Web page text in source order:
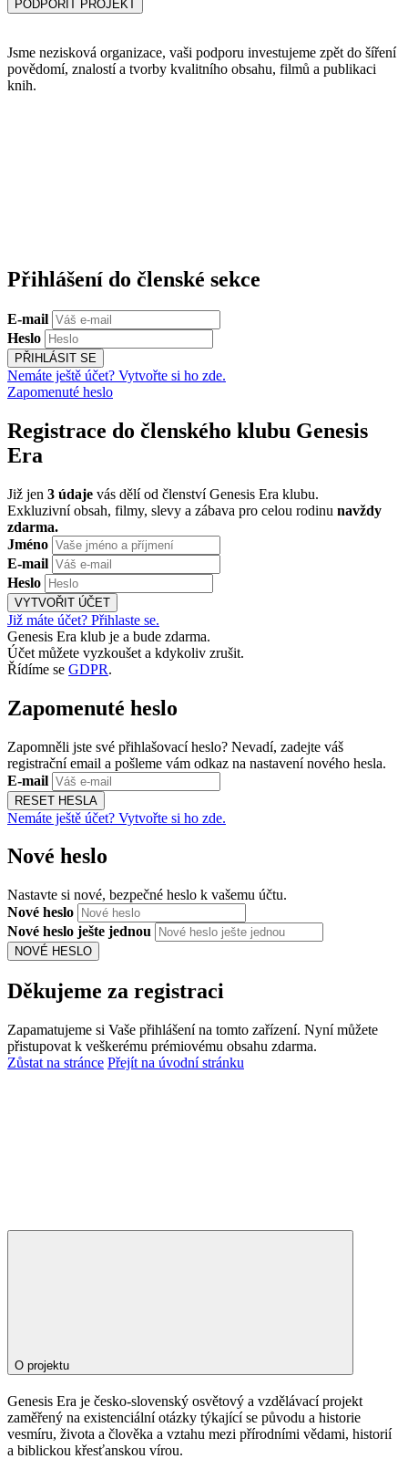
PODPOŘIT PROJEKT
Jsme nezisková organizace, vaši podporu investujeme zpět do šíření
povědomí, znalostí a tvorby kvalitního obsahu, filmů a publikaci
knih.
Přihlášení do členské sekce
E-mail
Heslo
PŘIHLÁSIT SE
Nemáte ještě účet? Vytvořte si ho zde.
Zapomenuté heslo
Registrace do členského klubu Genesis
Era
Již jen 3 údaje vás dělí od členství Genesis Era klubu.
Exkluzivní obsah, filmy, slevy a zábava pro celou rodinu navždy
zdarma.
Jméno
E-mail
Heslo
VYTVOŘIT ÚČET
Již máte účet? Přihlaste se.
Genesis Era klub je a bude zdarma.
Účet můžete vyzkoušet a kdykoliv zrušit.
Řídíme se GDPR.
Zapomenuté heslo
Zapomněli jste své přihlašovací heslo? Nevadí, zadejte váš
registrační email a pošleme vám odkaz na nastavení nového hesla.
E-mail
RESET HESLA
Nemáte ještě účet? Vytvořte si ho zde.
Nové heslo
Nastavte si nové, bezpečné heslo k vašemu účtu.
Nové heslo
Nové heslo ješte jednou
NOVÉ HESLO
Děkujeme za registraci
Zapamatujeme si Vaše přihlášení na tomto zařízení. Nyní můžete
přistupovat k veškerému prémiovému obsahu zdarma.
Zůstat na stránce Přejít na úvodní stránku
O projektu
Genesis Era je česko-slovenský osvětový a vzdělávací projekt
zaměřený na existenciální otázky týkající se původu a historie
vesmíru, života a člověka a vztahu mezi přírodními vědami, historií
a biblickou křesťanskou vírou.